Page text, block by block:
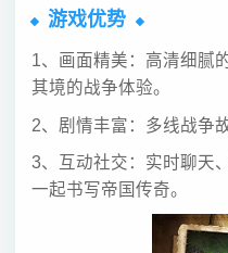
游戏优势
1、画面精美：高清细腻
其境的战争体验。
2、剧情丰富：多线战争
3、互动社交：实时聊天
一起书写帝国传奇。